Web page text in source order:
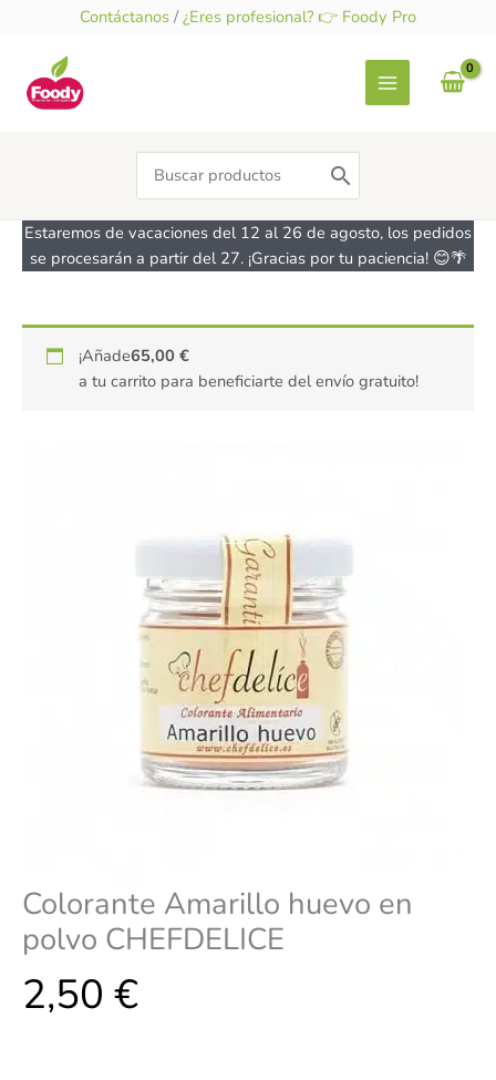
contenido
Contáctanos / ¿Eres profesional? 👉 Foody Pro
Search
for:
Estaremos de vacaciones del 12 al 26 de agosto, los pedidos
se procesarán a partir del 27. ¡Gracias por tu paciencia! 😊🌴
¡Añade65,00€
a tu carrito para beneficiarte del envío gratuito!
Colorante Amarillo huevo en
polvo CHEFDELICE
2,50 €
Colorante
Amarillo